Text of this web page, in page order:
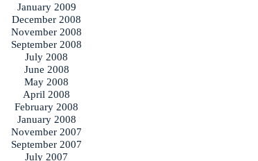
January 2009
December 2008
November 2008
September 2008
July 2008
June 2008
May 2008
April 2008
February 2008
January 2008
November 2007
September 2007
July 2007